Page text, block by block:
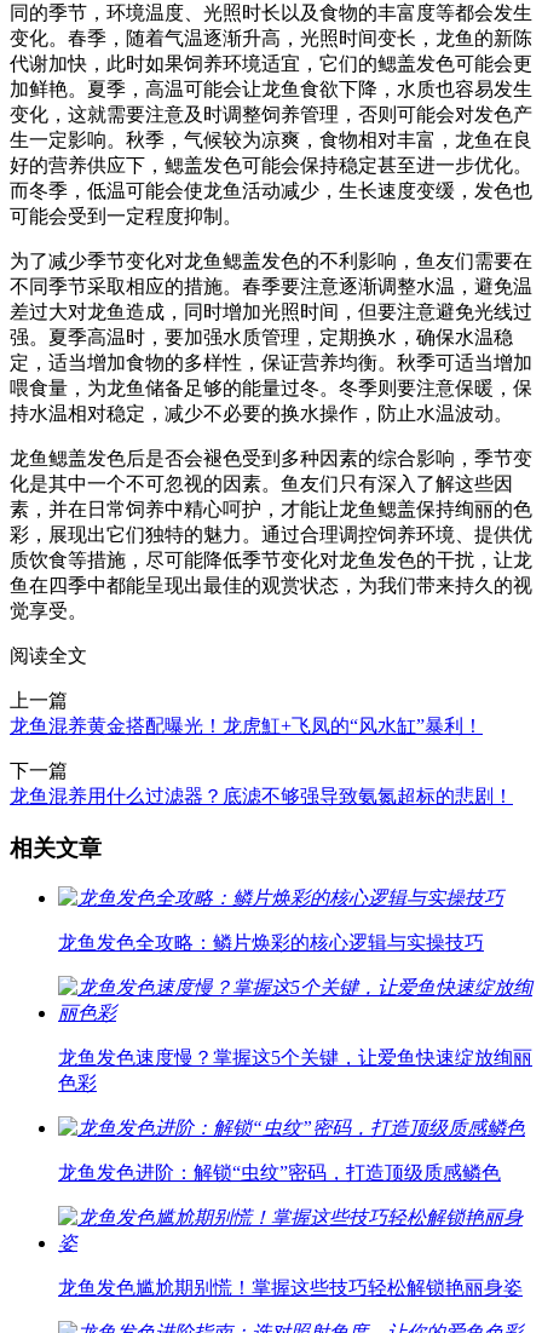
同的季节，环境温度、光照时长以及食物的丰富度等都会发生
变化。春季，随着气温逐渐升高，光照时间变长，龙鱼的新陈
代谢加快，此时如果饲养环境适宜，它们的鳃盖发色可能会更
加鲜艳。夏季，高温可能会让龙鱼食欲下降，水质也容易发生
变化，这就需要注意及时调整饲养管理，否则可能会对发色产
生一定影响。秋季，气候较为凉爽，食物相对丰富，龙鱼在良
好的营养供应下，鳃盖发色可能会保持稳定甚至进一步优化。
而冬季，低温可能会使龙鱼活动减少，生长速度变缓，发色也
可能会受到一定程度抑制。
为了减少季节变化对龙鱼鳃盖发色的不利影响，鱼友们需要在
不同季节采取相应的措施。春季要注意逐渐调整水温，避免温
差过大对龙鱼造成，同时增加光照时间，但要注意避免光线过
强。夏季高温时，要加强水质管理，定期换水，确保水温稳
定，适当增加食物的多样性，保证营养均衡。秋季可适当增加
喂食量，为龙鱼储备足够的能量过冬。冬季则要注意保暖，保
持水温相对稳定，减少不必要的换水操作，防止水温波动。
龙鱼鳃盖发色后是否会褪色受到多种因素的综合影响，季节变
化是其中一个不可忽视的因素。鱼友们只有深入了解这些因
素，并在日常饲养中精心呵护，才能让龙鱼鳃盖保持绚丽的色
彩，展现出它们独特的魅力。通过合理调控饲养环境、提供优
质饮食等措施，尽可能降低季节变化对龙鱼发色的干扰，让龙
鱼在四季中都能呈现出最佳的观赏状态，为我们带来持久的视
觉享受。
阅读全文
上一篇
龙鱼混养黄金搭配曝光！龙虎魟+飞凤的“风水缸”暴利！
下一篇
龙鱼混养用什么过滤器？底滤不够强导致氨氮超标的悲剧！
相关文章
龙鱼发色全攻略：鳞片焕彩的核心逻辑与实操技巧
龙鱼发色速度慢？掌握这5个关键，让爱鱼快速绽放绚丽
色彩
龙鱼发色进阶：解锁“虫纹”密码，打造顶级质感鳞色
龙鱼发色尴尬期别慌！掌握这些技巧轻松解锁艳丽身姿